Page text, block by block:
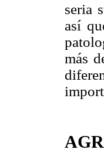
seria
así
más